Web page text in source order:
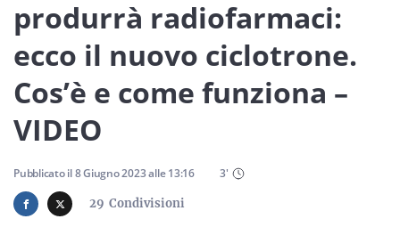
Servizi
Resta sempre aggiornato con le ultime news, iscriviti alla
nostra newsletter
produrrà radiofarmaci:
ecco il nuovo ciclotrone.
Cos’è e come funziona –
VIDEO
29 Condivisioni
Pubblicato il8 Giugno 2023alle13:16 3'